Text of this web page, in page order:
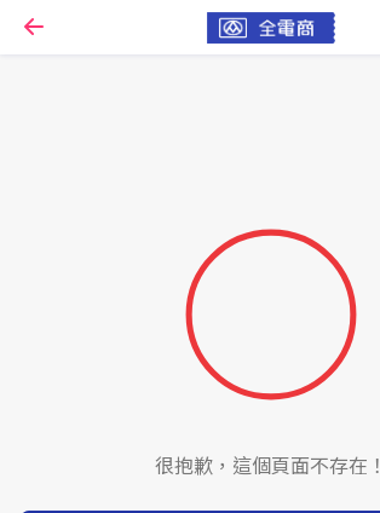
很抱歉，這個頁面不存在！